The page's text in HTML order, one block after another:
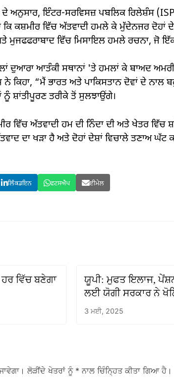
ਦੇ ਅਨੁਸਾਰ, ਇੰਟਰ-ਸਰਵਿਸਜ਼ ਪਬਲਿਕ ਰਿਲੇਸ਼ੰਸ
ਕਸ਼ਮੀਰ ਵਿੱਚ ਅੱਤਵਾਦੀ ਹਮਲੇ ਕੇ ਮੁੱਦੇਨਜਰ ਦੋਹਾਂ
ਮੁਜਫਫਰਾਬਾਦ ਵਿੱਚ ਮਿਸਾਇਲ ਹਮਲੇ ਰਚਨਾ, ਜੋ
ਦੁਆਰਾ ਆਤੰਕੀ ਸਥਾਨਾਂ 'ਤੇ ਹਮਲਾਂ ਕੇ ਬਾਅਦ
ਨੇ ਕਿਹਾ, “ਮੈਂ ਭਾਰਤ ਅਤੇ ਪਾਕਿਸਤਾਨ ਦੋਵਾਂ ਦੇ ਨਾਲ
ਸ਼ਾਂਤੀਪੂਰਣ ਤਰੀਕੇ ਤੋਂ ਸੁਲਝਾਉਂਗੇ।
ਵਿੱਚ ਅੱਤਵਾਦੀ ਹਮ ਦੀ ਨਿੰਦਾ ਦੀ ਅਤੇ ਖੇਤਰ ਵਿੱਚ
ਦਾ ਖੜਾ ਹੈ ਅਤੇ ਦੋਹਾਂ ਦੇਸ਼ਾਂ ਵਿਚਾਲੇ ਤਣਾਅ ਘੱਟ
ਲਿੰਕਡਇਨ ਵਟਸਐਪ ਈਮੇਲ
ਵਿੱਚ ਬਣੇਗਾ
ਯੂਪੀ: ਮੁਫਤ ਇਲਾਜ,
ਲਈ ਯੋਗੀ ਸਰਕਾਰ ਨੇ
3 ਮਈ, 2025
ਲੋੜੀਂਦੇ ਖੇਤਰਾਂ ਨੂੰ * ਨਾਲ ਚਿੰਨ੍ਹਿਤ ਕੀਤਾ ਗਿਆ ਹੈ।